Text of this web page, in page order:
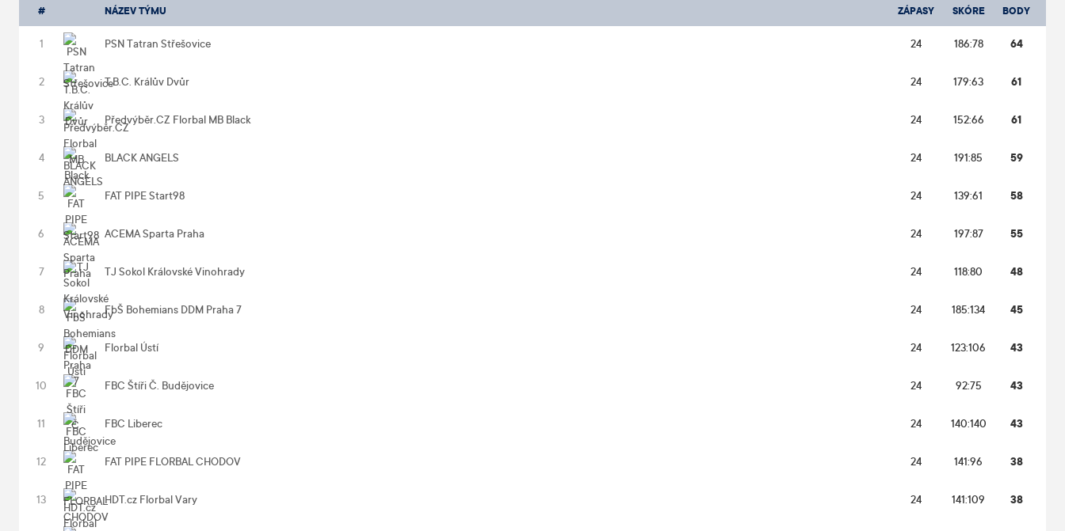
NÁZEV TÝMU ZÁPASY SKÓRE BODY
1 PSN Tatran Střešovice 24 186:78 64
2 T.B.C. Králův Dvůr 24 179:63 61
3 Předvýběr.CZ Florbal MB Black 24 152:66 61
4 BLACK ANGELS 24 191:85 59
5 FAT PIPE Start98 24 139:61 58
6 ACEMA Sparta Praha 24 197:87 55
7 TJ Sokol Královské Vinohrady 24 118:80 48
8 FbŠ Bohemians DDM Praha 7 24 185:134 45
9 Florbal Ústí 24 123:106 43
10 FBC Štíři Č. Budějovice 24 92:75 43
11 FBC Liberec 24 140:140 43
12 FAT PIPE FLORBAL CHODOV 24 141:96 38
13 HDT.cz Florbal Vary 24 141:109 38